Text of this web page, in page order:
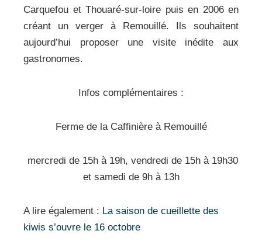
Carquefou et Thouaré-sur-loire puis en 2006 en
créant un verger à Remouillé. Ils souhaitent
aujourd’hui proposer une visite inédite aux
gastronomes.
Infos complémentaires :
Ferme de la Caffinière à Remouillé
mercredi de 15h à 19h, vendredi de 15h à 19h30
et samedi de 9h à 13h
A lire également : La saison de cueillette des
kiwis s’ouvre le 16 octobre